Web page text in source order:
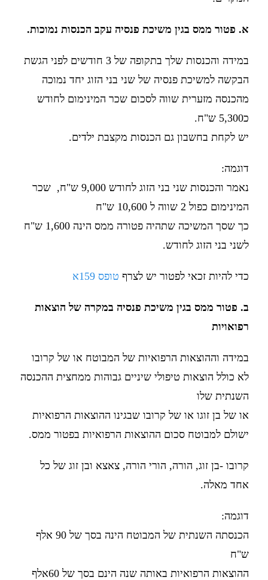
א. פטור ממס בגין משיכת פנסיה עקב הכנסות נמוכות.
במידה והכנסות שלך בתקופה של 3 חודשים לפני הגשת
הבקשה למשיכת פנסיה של שני בני הזוג יחד נמוכה
מהכנסה מזערית שווה לסכום שכר המינימום לחודש
כ5,300 ש"ח.
יש לקחת בחשבון גם הכנסות מקצבת ילדים.
דוגמה:
נאמר והכנסות שני בני הזוג לחודש 9,000 ש"ח, שכר
המינימום כפול 2 שווה ל 10,600 ש"ח
כך שסך המשיכה שתהיה פטורה ממס הינה 1,600 ש"ח
לשני בני הזוג לחודש.
כדי להיות זכאי לפטור יש לצרף טופס 159א
ב. פטור ממס בגין משיכת פנסיה במקרה של הוצאות
רפואויות
במידה וההוצאות הרפואיות של המבוטח או של קרובו
לא כולל הוצאות טיפולי שיניים גבוהות ממחצית ההכנסה
השנתית שלו
או של בן זוגו או של קרובו שבגינו ההוצאות הרפואיות
ישולם למבוטח סכום ההוצאות הרפואיות בפטור ממס.
קרובו -בן זוג, הורה, הורי הורה, צאצא ובן זוג של כל
אחד מאלה.
דוגמה:
הכנסתה השנתית של המבוטח הינה בסך של 90 אלף
ש"ח
ההוצאות הרפואיות באותה שנה הינם בסך של 60אלף